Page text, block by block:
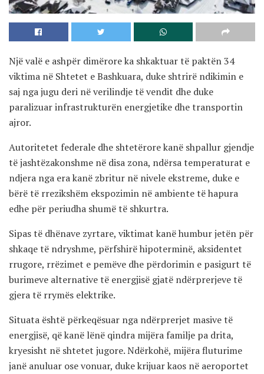
Një valë e ashpër dimërore ka shkaktuar të paktën 34
viktima në Shtetet e Bashkuara, duke shtrirë ndikimin e
saj nga jugu deri në verilindje të vendit dhe duke
paralizuar infrastrukturën energjetike dhe transportin
ajror.
Autoritetet federale dhe shtetërore kanë shpallur gjendje
të jashtëzakonshme në disa zona, ndërsa temperaturat e
ndjera nga era kanë zbritur në nivele ekstreme, duke e
bërë të rrezikshëm ekspozimin në ambiente të hapura
edhe për periudha shumë të shkurtra.
Sipas të dhënave zyrtare, viktimat kanë humbur jetën për
shkaqe të ndryshme, përfshirë hipoterminë, aksidentet
rrugore, rrëzimet e pemëve dhe përdorimin e pasigurt të
burimeve alternative të energjisë gjatë ndërprerjeve të
gjera të rrymës elektrike.
Situata është përkeqësuar nga ndërprerjet masive të
energjisë, që kanë lënë qindra mijëra familje pa drita,
kryesisht në shtetet jugore. Ndërkohë, mijëra fluturime
janë anuluar ose vonuar, duke krijuar kaos në aeroportet